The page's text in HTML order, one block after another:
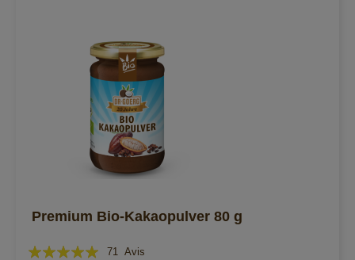
Premium Bio-Kakaopulver 80 g
Évaluation:
71 Avis